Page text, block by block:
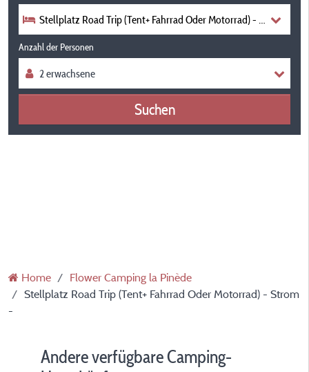
Stellplatz Road Trip (Tent+ Fahrrad Oder Motorrad) - Strom -
Anzahl der Personen
Suchen
Home
Flower Camping la Pinède
Stellplatz Road Trip (Tent+ Fahrrad Oder Motorrad) - Strom
-
Andere verfügbare Camping-